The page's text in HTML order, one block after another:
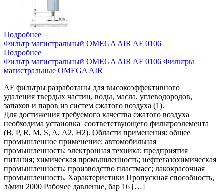
Подробнее
Фильтр магистральный OMEGA AIR AF 0106
Подробнее
Фильтр магистральный OMEGA AIR AF 0106 Фильтры
магистральные OMEGA AIR
AF фильтры разработаны для высокоэффективного
удаления твердых частиц, воды, масла, углеводородов,
запахов и паров из систем сжатого воздуха (1).
Для достижения требуемого качества сжатого воздуха
необходима установка соответствующего фильтроэлемента
(B, P, R, M, S, A, A2, H2). Области применения: общее
промышленное применение; автомобильная
промышленность; электронная техника; предприятия
питания; химическая промышленность; нефтегазохимическая
промышленность; производство пластмасс; лакокрасочная
промышленность. Характеристики Пропускная способность,
л/мин 2000 Рабочее давление, бар 16 […]